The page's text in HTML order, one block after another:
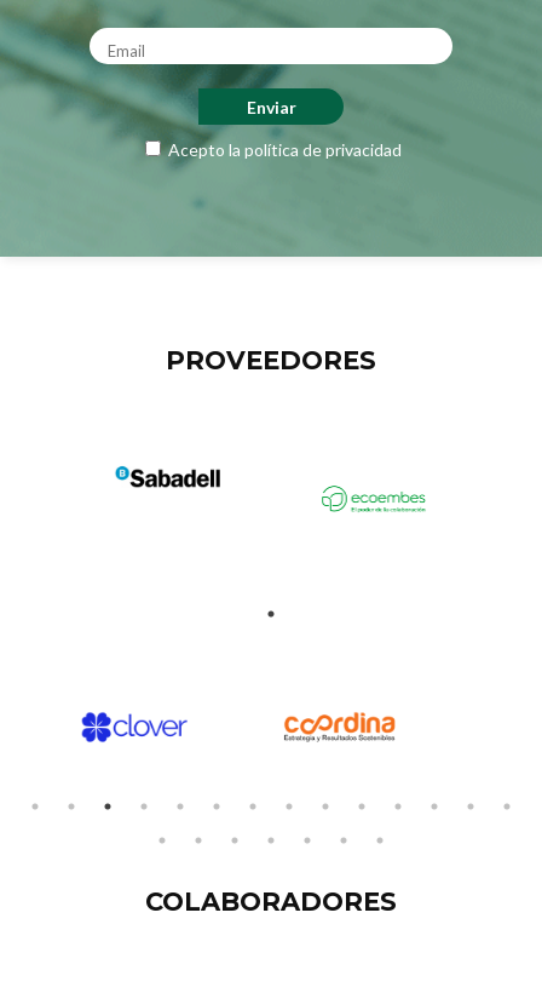
Acepto la política de privacidad
PROVEEDORES
COLABORADORES